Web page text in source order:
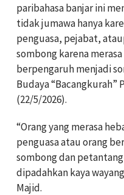
paribahasa banjar ini
tidak jumawa hanya
penguasa, pejabat,
sombong karena
berpengaruh menjadi
Budaya “Bacangkurah”
(22/5/2026).
“Orang yang merasa
penguasa atau orang
sombong dan
dipadahkan kaya
Majid.